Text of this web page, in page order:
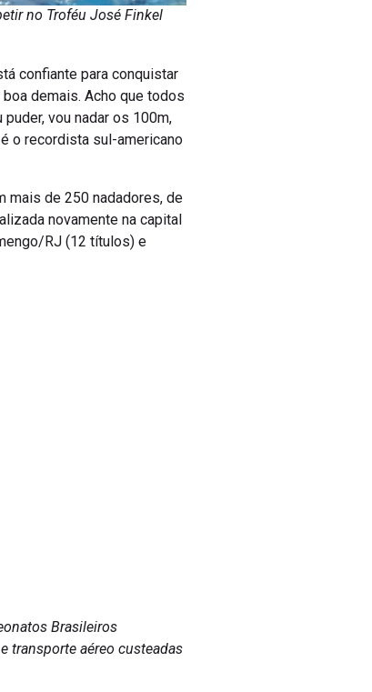
no Troféu José Finkel
confiante para conquistar
demais. Acho que todos
vou nadar os 100m,
o recordista sul-americano
mais de 250 nadadores, de
novamente na capital
RJ (12 títulos) e
Brasileiros
transporte aéreo custeadas